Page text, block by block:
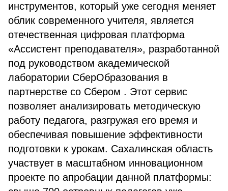
инструментов, который уже сегодня меняет
облик современного учителя, является
отечественная цифровая платформа
«Ассистент преподавателя», разработанной
под руководством академической
лаборатории СберОбразования в
партнерстве со Сбером . Этот сервис
позволяет анализировать методическую
работу педагога, разгружая его время и
обеспечивая повышение эффективности
подготовки к урокам. Сахалинская область
участвует в масштабном инновационном
проекте по апробации данной платформы: